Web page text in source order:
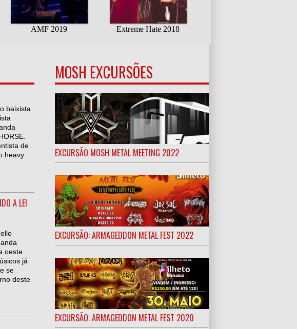
baixista
de
heavy
A LEI
oeste
já
se
deste
MOSH EXCURSÕES
EXCURSÃO MOSH METAL MEETING 2022
EXCURSÃO: ARMAGEDDON METAL FEST 2022
EXCURSÃO: ARMAGEDDON METAL FEST 2020